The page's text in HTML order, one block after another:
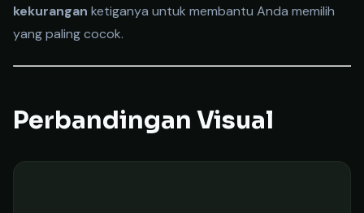
kekurangan ketiganya untuk membantu Anda memilih
yang paling cocok.
Perbandingan Visual